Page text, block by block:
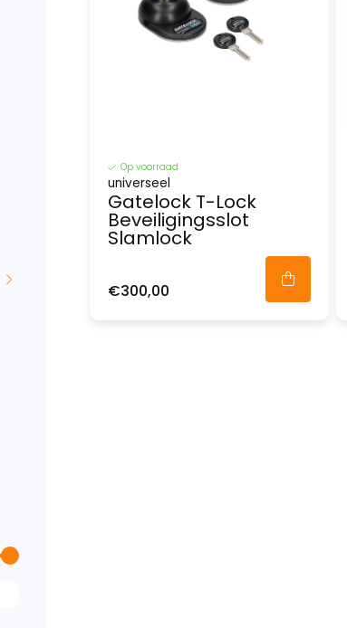
Op voorraad
universeel
Gatelock T-Lock
Beveiligingsslot
Slamlock
€300,00